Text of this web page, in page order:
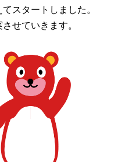
スタートしました。
せていきます。